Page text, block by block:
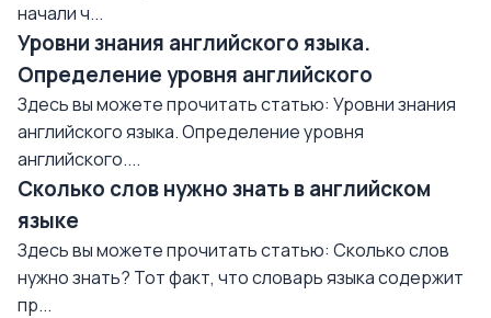
начали ч...
Уровни знания английского языка.
Определение уровня английского
Здесь вы можете прочитать статью: Уровни знания
английского языка. Определение уровня
английского....
Сколько слов нужно знать в английском
языке
Здесь вы можете прочитать статью: Сколько слов
нужно знать? Тот факт, что словарь языка содержит
пр...